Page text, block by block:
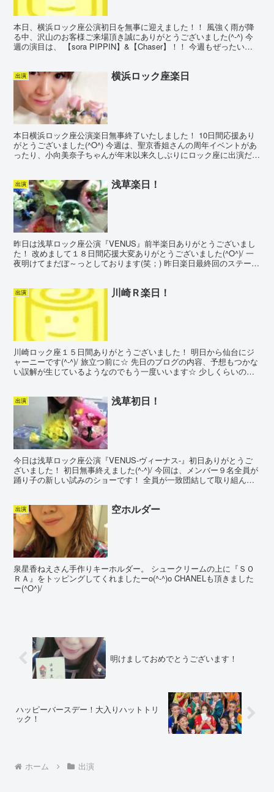
本日、横浜ロック座公演初日を無事に迎えました！！ 風強く雨が降
る中、沢山のお客様ご来場頂き誠にありがとうございました(^-^) 今
週の演目は、 【sora PIPPIN】&【Chaser】！！ 今週もぜったい楽
出演 横浜ロック座楽日
本日横浜ロック座公演楽日無事終了いたしました！ 10日間応援あり
がとうございました(^O^) 今週は、聖京香姐さんの周年イベントがあ
ったり、小向美奈子ちゃんが年末以来久しぶりにロック座に出演だっ
出演 浅草楽日！
昨日は浅草ロック座公演『VENUS』前半楽日ありがとうございまし
た！ 改めまして１８日間応援大変ありがとうございました(^O^)/ 一
夜明けてまだぼ～っとしております(笑；) 昨日楽日最終回のステージ
出演 川崎Ｒ楽日！
川崎ロック座１５日間ありがとうございました！ 明日から仙台にジ
ャーニーです(^-^)/ 旅立つ前に☆ 先日のブログの内容、予想もつかな
い誤解が生じているようなのでもう一度いいます☆ 少しくらいの盛
出演 浅草初日！
今日は浅草ロック座公演『VENUS-ヴィーナス-』初日ありがとうご
ざいました！ 初日無事終えました(^-^)/ 今回は、メンバー９名全員が
踊り子の新しい試みのショーです！ 全員が一致団結して取り組んで
出演 空ホルダー
泉星香ねえさん手作りキーホルダー。 シュークリームの上に『ＳＯ
ＲＡ』をトッピングしてくれましたーo(^-^)o CHANELも頂きました
ー(^O^)/
明けましておめでとうございます！
ハッピーバースデー！大入りハットトリ
ック！
ホーム 出演